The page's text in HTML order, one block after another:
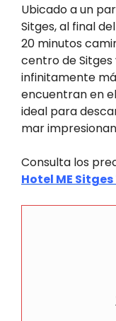
Ubicado a un
Sitges, al final
20 minutos
centro de
infinitamente
encuentran en
ideal para
mar
Consulta los
Hotel ME